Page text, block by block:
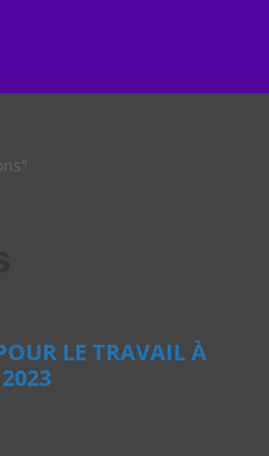
LE TRAVAIL À